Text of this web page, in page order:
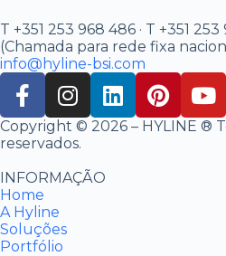
T +351 253 968 486 · T +351
(Chamada para rede fixa
info@hyline-bsi.com
Copyright © 2026 – HYLINE ®
reservados.
INFORMAÇÃO
Home
A Hyline
Soluções
Portfólio